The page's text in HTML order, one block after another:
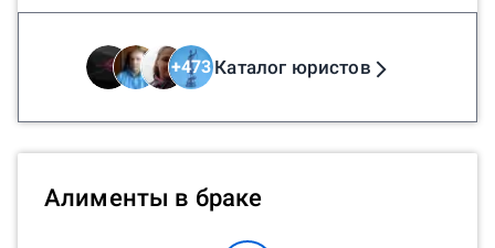
+473Каталог юристов
Алименты в браке